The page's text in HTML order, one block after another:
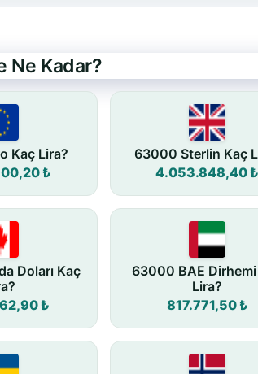
Ne Kadar?
Kaç Lira?
₺
63000 Sterlin Kaç
4.053.848,40 ₺
Doları Kaç
₺
63000 BAE
Lira?
817.771,50 ₺